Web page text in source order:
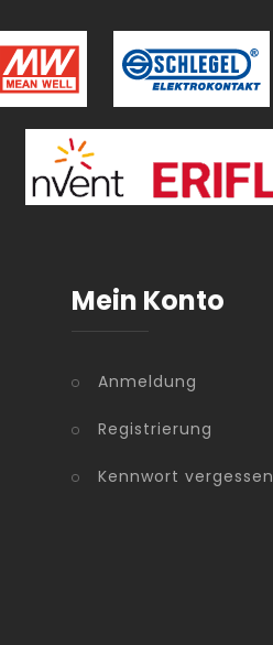
Mein Konto
Anmeldung
Registrierung
Kennwort vergessen